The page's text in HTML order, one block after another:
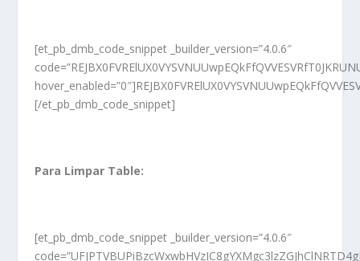
[et_pb_dmb_code_snippet _builder_version=”4.0.6″
[/et_pb_dmb_code_snippet]
Para Limpar Table:
[et_pb_dmb_code_snippet _builder_version=”4.0.6″